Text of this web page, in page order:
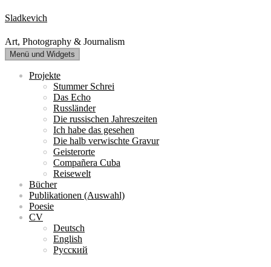
Zum
Inhalt
springen
Sladkevich
Art, Photography & Journalism
Menü und Widgets
Projekte
Stummer Schrei
Das Echo
Russländer
Die russischen Jahreszeiten
Ich habe das gesehen
Die halb verwischte Gravur
Geisterorte
Compañera Cuba
Reisewelt
Bücher
Publikationen (Auswahl)
Poesie
CV
Deutsch
English
Русский